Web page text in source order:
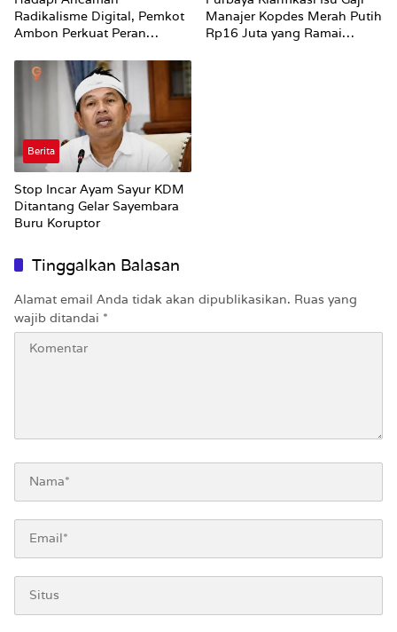
Radikalisme Digital, Pemkot
Ambon Perkuat Peran
Manajer Kopdes Merah Putih
Rp16 Juta yang Ramai
Berita
Stop Incar Ayam Sayur KDM
Ditantang Gelar Sayembara
Buru Koruptor
Tinggalkan Balasan
Alamat email Anda tidak akan dipublikasikan. Ruas yang
wajib ditandai *